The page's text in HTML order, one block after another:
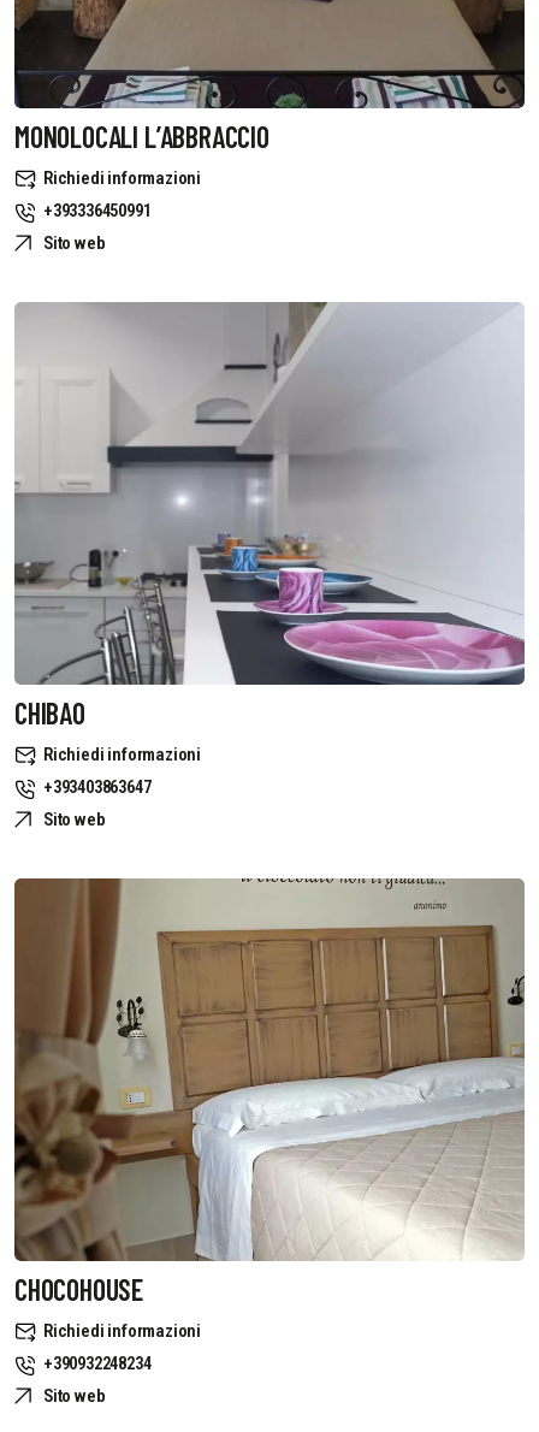
MONOLOCALI L’ABBRACCIO
Richiedi informazioni
+393336450991
Sito web
CHIBAO
Richiedi informazioni
+393403863647
Sito web
CHOCOHOUSE
Richiedi informazioni
+390932248234
Sito web